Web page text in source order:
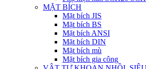
MẶT BÍCH
Mặt bích JIS
Mặt bích BS
Mặt bích ANSI
Mặt bích DIN
Mặt bích mù
Mặt bích gia công